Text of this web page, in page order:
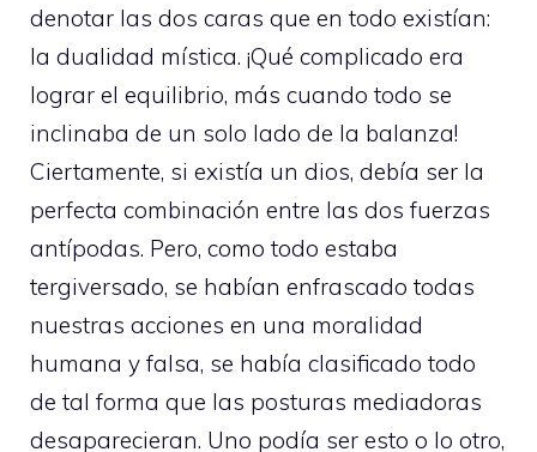
denotar las dos caras que en todo existían:
la dualidad mística. ¡Qué complicado era
lograr el equilibrio, más cuando todo se
inclinaba de un solo lado de la balanza!
Ciertamente, si existía un dios, debía ser la
perfecta combinación entre las dos fuerzas
antípodas. Pero, como todo estaba
tergiversado, se habían enfrascado todas
nuestras acciones en una moralidad
humana y falsa, se había clasificado todo
de tal forma que las posturas mediadoras
desaparecieran. Uno podía ser esto o lo otro,